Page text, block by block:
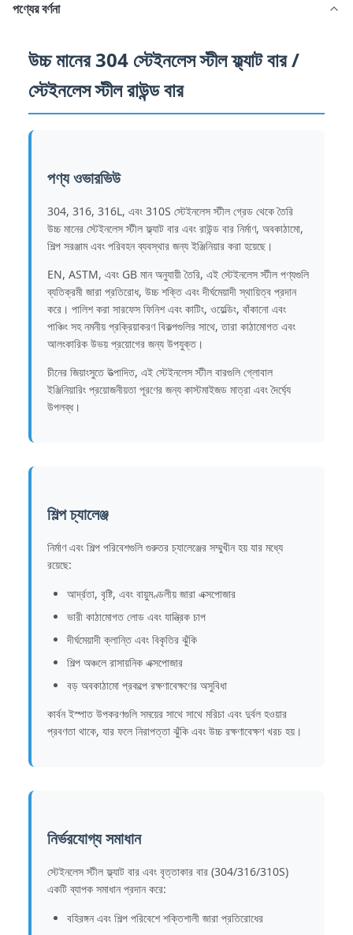
পণ্যের বর্ণনা
উচ্চ মানের 304 স্টেইনলেস স্টীল ফ্ল্যাট বার /
স্টেইনলেস স্টীল রাউন্ড বার
পণ্য ওভারভিউ
304, 316, 316L, এবং 310S স্টেইনলেস স্টীল গ্রেড থেকে তৈরি
উচ্চ মানের স্টেইনলেস স্টীল ফ্ল্যাট বার এবং রাউন্ড বার নির্মাণ, অবকাঠামো,
শিল্প সরঞ্জাম এবং পরিবহন ব্যবস্থার জন্য ইঞ্জিনিয়ার করা হয়েছে।
EN, ASTM, এবং GB মান অনুযায়ী তৈরি, এই স্টেইনলেস স্টীল পণ্যগুলি
ব্যতিক্রমী জারা প্রতিরোধ, উচ্চ শক্তি এবং দীর্ঘমেয়াদী স্থায়িত্ব প্রদান
করে। পালিশ করা সারফেস ফিনিশ এবং কাটিং, ওয়েল্ডিং, বাঁকানো এবং
পাঞ্চিং সহ নমনীয় প্রক্রিয়াকরণ বিকল্পগুলির সাথে, তারা কাঠামোগত এবং
আলংকারিক উভয় প্রয়োগের জন্য উপযুক্ত।
চীনের জিয়াংসুতে উত্পাদিত, এই স্টেইনলেস স্টীল বারগুলি গ্লোবাল
ইঞ্জিনিয়ারিং প্রয়োজনীয়তা পূরণের জন্য কাস্টমাইজড মাত্রা এবং দৈর্ঘ্যে
উপলব্ধ।
শিল্প চ্যালেঞ্জ
নির্মাণ এবং শিল্প পরিবেশগুলি গুরুতর চ্যালেঞ্জের সম্মুখীন হয় যার মধ্যে
রয়েছে:
আর্দ্রতা, বৃষ্টি, এবং বায়ুমণ্ডলীয় জারা এক্সপোজার
ভারী কাঠামোগত লোড এবং যান্ত্রিক চাপ
দীর্ঘমেয়াদী ক্লান্তি এবং বিকৃতির ঝুঁকি
শিল্প অঞ্চলে রাসায়নিক এক্সপোজার
বড় অবকাঠামো প্রকল্পে রক্ষণাবেক্ষণের অসুবিধা
কার্বন ইস্পাত উপকরণগুলি সময়ের সাথে সাথে মরিচা এবং দুর্বল হওয়ার
প্রবণতা থাকে, যার ফলে নিরাপত্তা ঝুঁকি এবং উচ্চ রক্ষণাবেক্ষণ খরচ হয়।
নির্ভরযোগ্য সমাধান
স্টেইনলেস স্টীল ফ্ল্যাট বার এবং বৃত্তাকার বার (304/316/310S)
একটি ব্যাপক সমাধান প্রদান করে:
বহিরঙ্গন এবং শিল্প পরিবেশে শক্তিশালী জারা প্রতিরোধের